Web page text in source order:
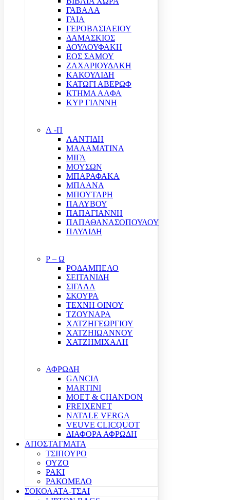
ΓΑΒΑΛΑ
ΓΑΙΑ
ΓΕΡΟΒΑΣΙΛΕΙΟΥ
ΔΑΜΑΣΚΙΟΣ
ΔΟΥΛΟΥΦΑΚΗ
ΕΟΣ ΣΑΜΟΥ
ΖΑΧΑΡΙΟΥΔΑΚΗ
ΚΑΚΟΥΛΙΔΗ
ΚΑΤΩΓΙ ΑΒΕΡΩΦ
ΚΤΗΜΑ ΑΛΦΑ
ΚΥΡ ΓΙΑΝΝΗ
Λ -Π
ΛΑΝΤΙΔΗ
ΜΑΛΑΜΑΤΙΝΑ
ΜΙΓΑ
ΜΟΥΣΩΝ
ΜΠΑΡΑΦΑΚΑ
ΜΠΛΑΝΑ
ΜΠΟΥΤΑΡΗ
ΠΑΛΥΒΟΥ
ΠΑΠΑΓΙΑΝΝΗ
ΠΑΠΑΘΑΝΑΣΟΠΟΥΛΟΥ
ΠΑΥΛΙΔΗ
Ρ – Ω
ΡΟΔΑΜΠΕΛΟ
ΣΕΙΤΑΝΙΔΗ
ΣΙΓΑΛΑ
ΣΚΟΥΡΑ
ΤΕΧΝΗ ΟΙΝΟΥ
ΤΖΟΥΝΑΡΑ
ΧΑΤΖΗΓΕΩΡΓΙΟΥ
ΧΑΤΖΗΙΩΑΝΝΟΥ
ΧΑΤΖΗΜΙΧΑΛΗ
ΑΦΡΩΔΗ
GANCIA
MARTINI
MOET & CHANDON
FREIXENET
NATALE VERGA
VEUVE CLICQUOT
ΔΙΑΦΟΡΑ ΑΦΡΩΔΗ
ΑΠΟΣΤΑΓΜΑΤΑ
ΤΣΙΠΟΥΡΟ
ΟΥΖΟ
ΡΑΚΙ
ΡΑΚΟΜΕΛΟ
ΣΟΚΟΛΑΤΑ-ΤΣΑΙ